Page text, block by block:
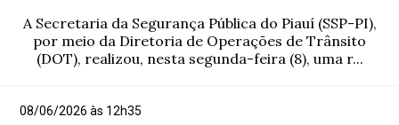
A Secretaria da Segurança Pública do Piauí (SSP-PI),
por meio da Diretoria de Operações de Trânsito
(DOT), realizou, nesta segunda-feira (8), uma r...
08/06/2026 às 12h35